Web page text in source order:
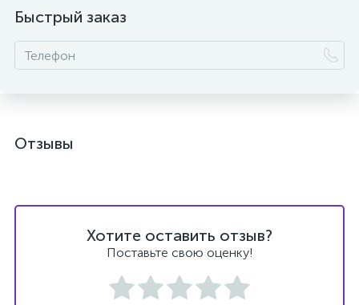
Быстрый заказ
Отзывы
Хотите оставить отзыв?
Поставьте свою оценку!